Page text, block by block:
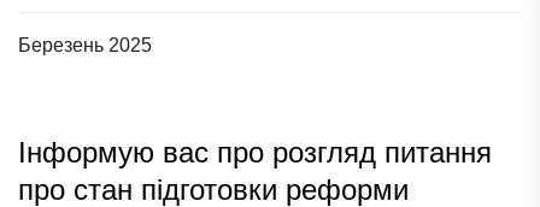
Березень 2025
Інформую вас про розгляд питання
про стан підготовки реформи